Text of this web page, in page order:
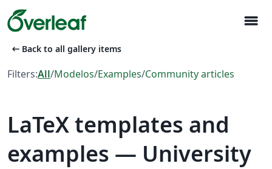
menu
arrow_left_alt Back to all gallery items
Filters:All/Modelos/Examples/Community articles
LaTeX templates and
examples — University